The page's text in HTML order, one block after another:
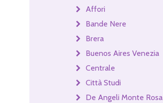
Affori
Bande Nere
Brera
Buenos Aires Venezia
Centrale
Città Studi
De Angeli Monte Rosa